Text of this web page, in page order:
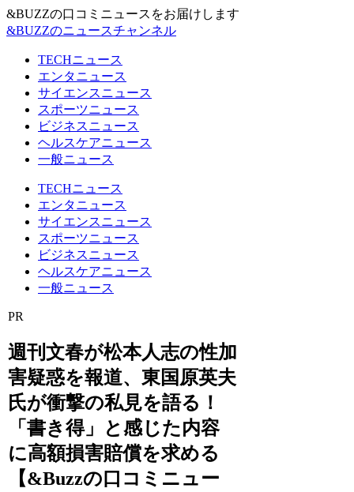
&BUZZの口コミニュースをお届けします
&BUZZのニュースチャンネル
TECHニュース
エンタニュース
サイエンスニュース
スポーツニュース
ビジネスニュース
ヘルスケアニュース
一般ニュース
TECHニュース
エンタニュース
サイエンスニュース
スポーツニュース
ビジネスニュース
ヘルスケアニュース
一般ニュース
PR
週刊文春が松本人志の性加
害疑惑を報道、東国原英夫
氏が衝撃の私見を語る！
「書き得」と感じた内容
に高額損害賠償を求める
【&Buzzの口コミニュー